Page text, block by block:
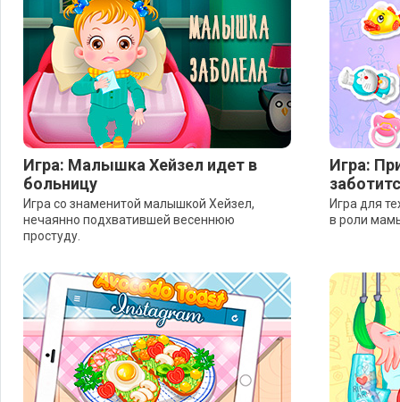
Игра: Малышка Хейзел идет в
больницу
Игра со знаменитой малышкой Хейзел,
нечаянно подхватившей весеннюю
простуду.
Игра:
Игра для
в роли